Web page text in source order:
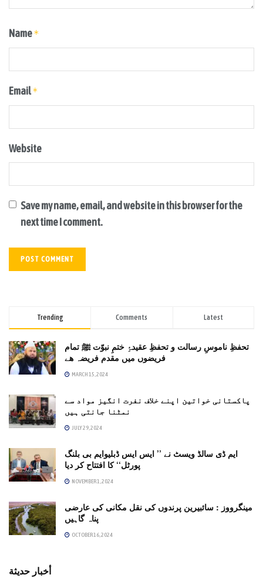
Name*
Email*
Website
Save my name, email, and website in this browser for the
next time I comment.
Trending Comments Latest
تحفظِ ناموسِ رسالت و تحفظِ عقیدۂِ ختمِ نبوّت ﷺ تمام
فریضوں میں مقدم فریضہ ھے
MARCH 15, 2024
پاکستانی خواتین اپنے خلاف نفرت انگیز مواد سے
نمٹنا جانتی ہیں
JULY 29, 2024
ایم ڈی سالڈ ویسٹ نے ’’ ایس ایس ڈبلیوایم بی بلنگ
پورٹل‘‘ کا افتتاح کر دیا
NOVEMBER 1, 2024
مینگرووز : سائبیرین پرندوں کی نقل مکانی کی عارضی
پناہ گاہیں
OCTOBER 16, 2024
أخبار حديثة